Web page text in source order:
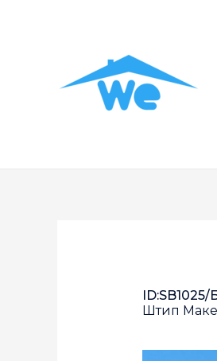
Штип